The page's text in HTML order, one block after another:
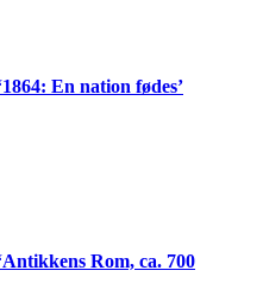
En nation fødes’
Rom, ca. 700